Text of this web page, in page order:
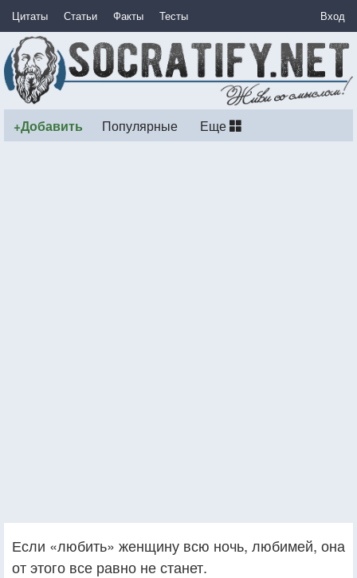
Цитаты Статьи Факты Тесты Вход
+Добавить Популярные Еще
Если «любить» женщину всю ночь, любимей, она
от этого все равно не станет.